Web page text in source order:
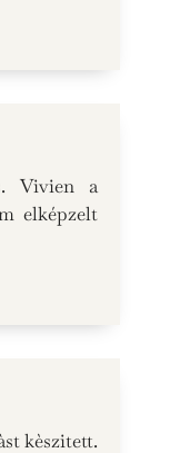
Vivien a
elképzelt
kèszitett.